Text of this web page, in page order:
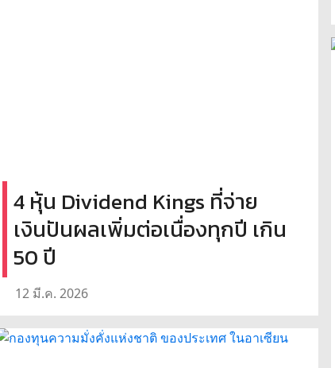
4 หุ้น Dividend Kings ที่จ่าย
เงินปันผลเพิ่มต่อเนื่องทุกปี เกิน
50 ปี
12 มี.ค. 2026